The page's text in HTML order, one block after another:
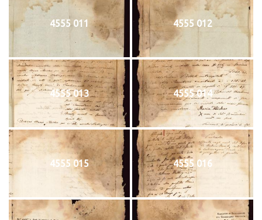
4555 011 4555 012
4555 013 4555 014
4555 015 4555 016